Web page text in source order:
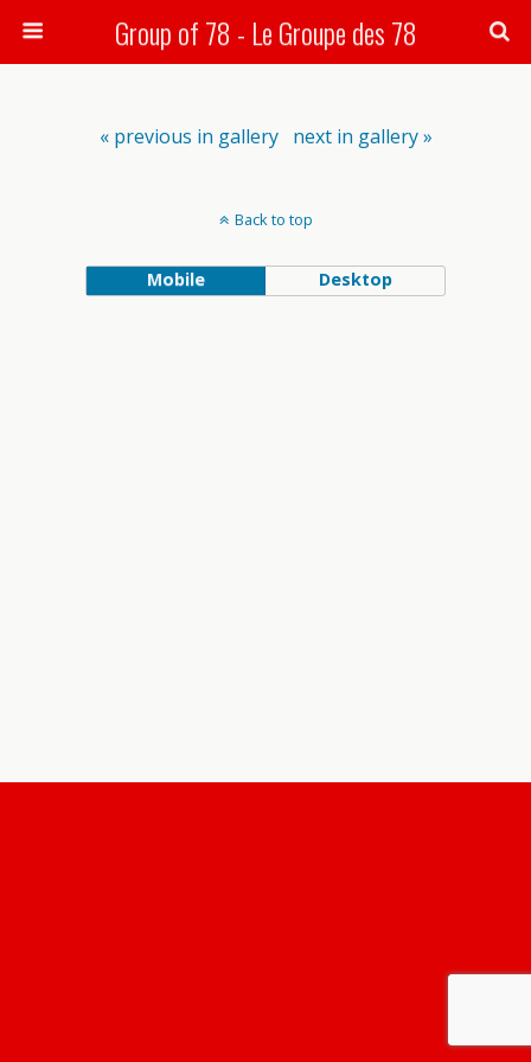
Group of 78 - Le Groupe des 78
« previous in gallery next in gallery »
Back to top
Mobile Desktop